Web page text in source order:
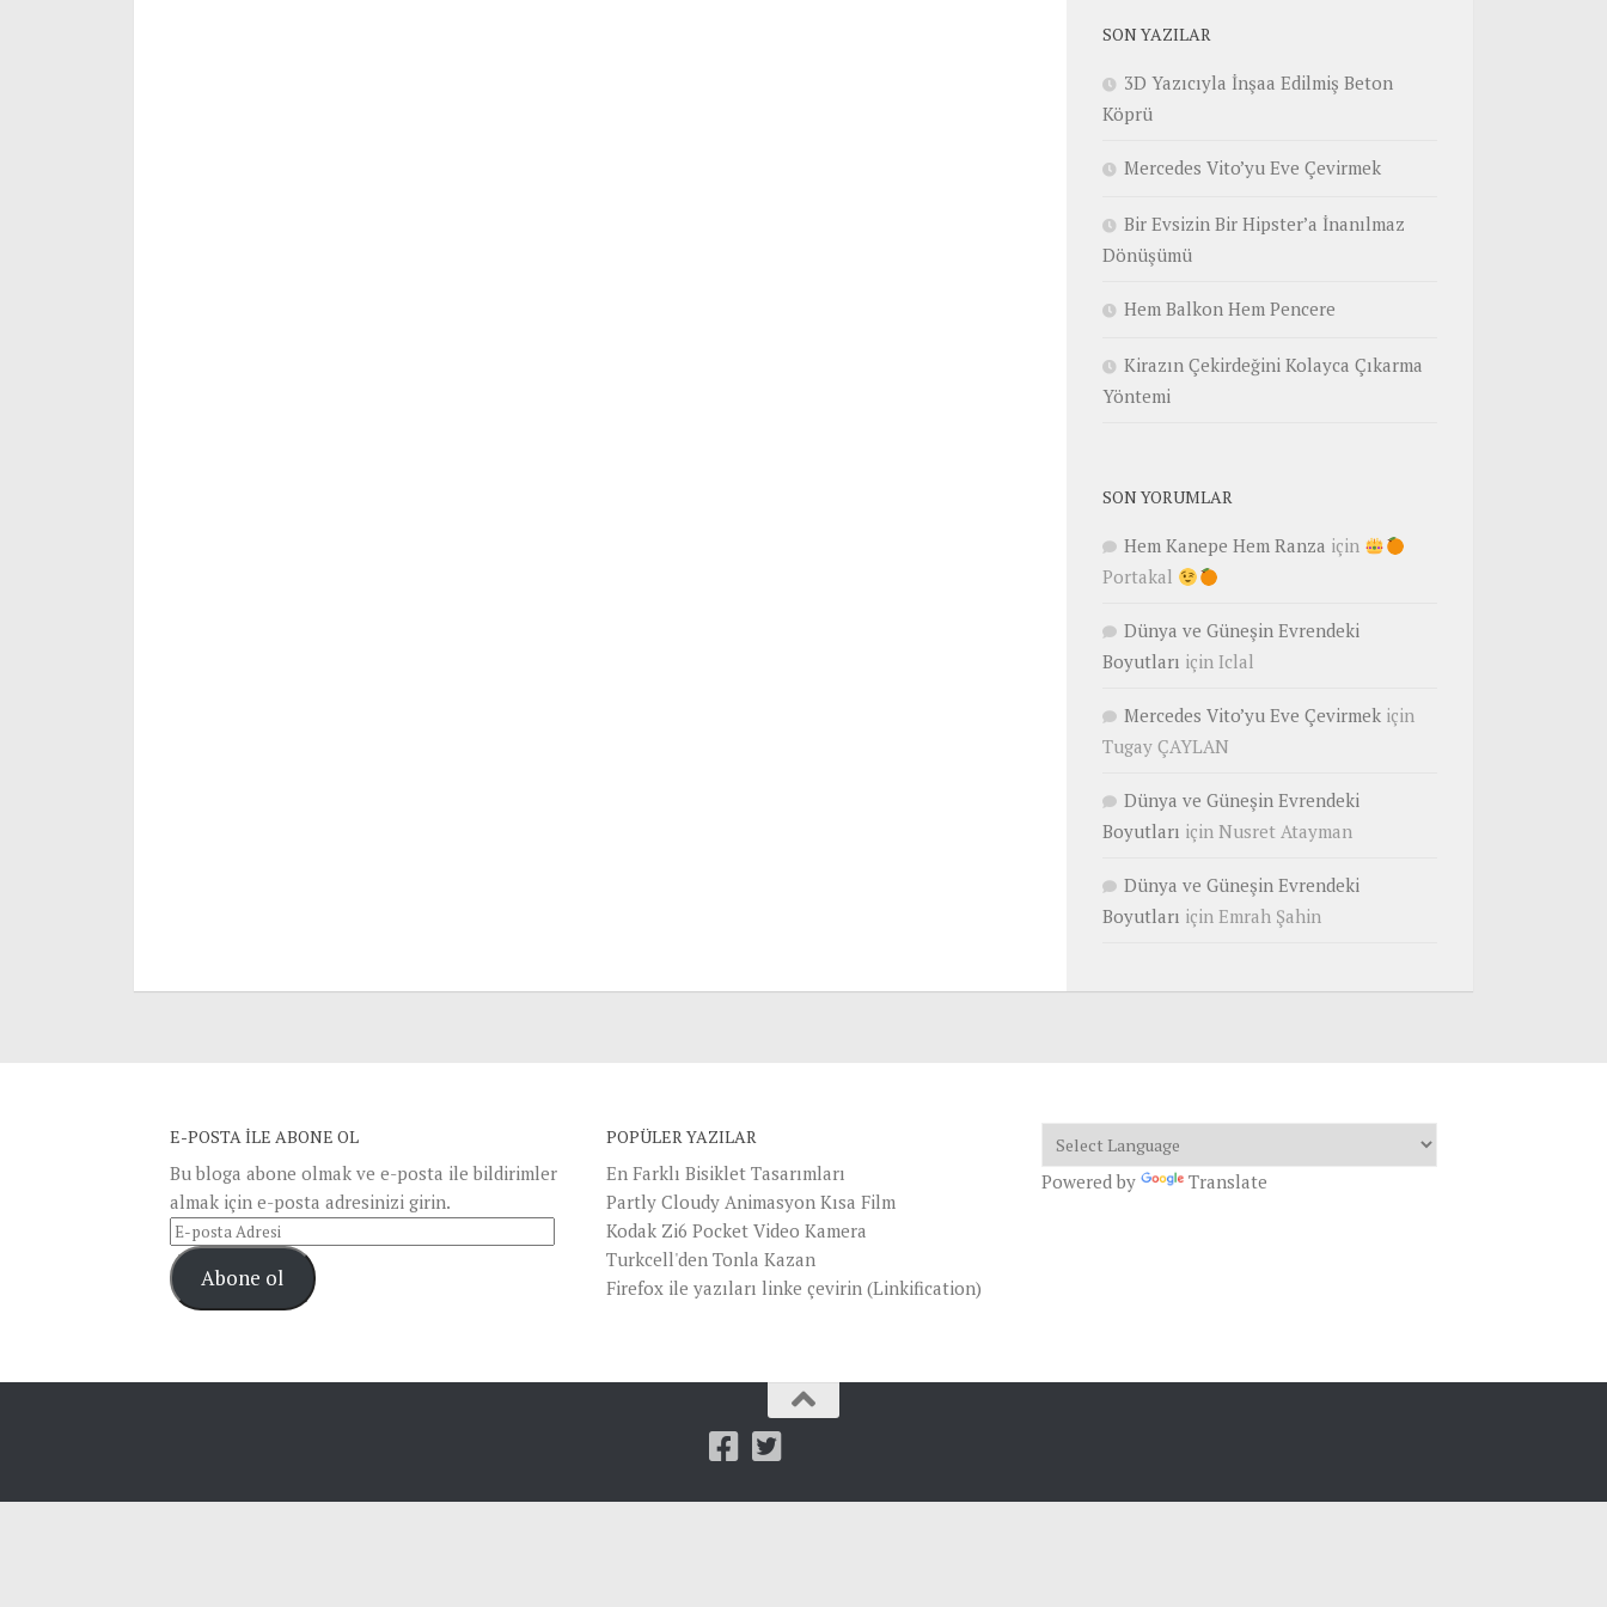
SON YAZILAR
3D Yazıcıyla İnşaa Edilmiş Beton
Köprü
Mercedes Vito’yu Eve Çevirmek
Bir Evsizin Bir Hipster’a İnanılmaz
Dönüşümü
Hem Balkon Hem Pencere
Kirazın Çekirdeğini Kolayca Çıkarma
Yöntemi
SON YORUMLAR
Hem Kanepe Hem Ranza için
Portakal
Dünya ve Güneşin Evrendeki
Boyutları için Iclal
Mercedes Vito’yu Eve Çevirmek için
Tugay ÇAYLAN
Dünya ve Güneşin Evrendeki
Boyutları için Nusret Atayman
Dünya ve Güneşin Evrendeki
Boyutları için Emrah Şahin
E-POSTA ILE ABONE OL
Bu bloga abone olmak ve e-posta ile bildirimler
almak için e-posta adresinizi girin.
E-
posta
AdresiAbone ol
POPÜLER YAZILAR
En Farklı Bisiklet Tasarımları
Partly Cloudy Animasyon Kısa Film
Kodak Zi6 Pocket Video Kamera
Turkcell'den Tonla Kazan
Firefox ile yazıları linke çevirin (Linkification)
Powered by Translate